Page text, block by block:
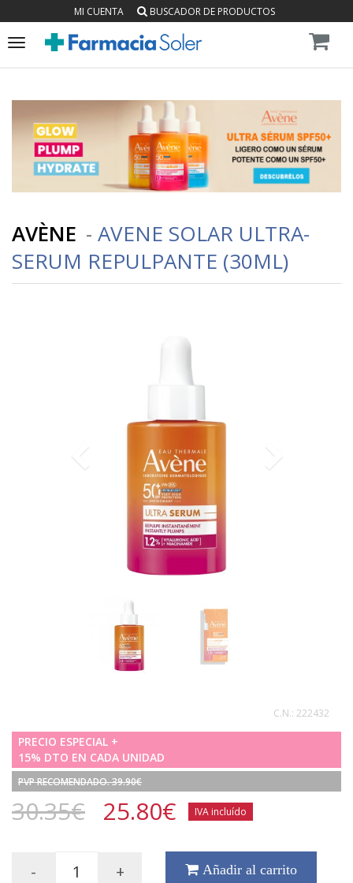
MI CUENTA BUSCADOR DE PRODUCTOS
Toggle
AVÈNE - AVENE SOLAR ULTRA-
SERUM REPULPANTE (30ML)
C.N.: 222432
PRECIO ESPECIAL +
15% DTO EN CADA UNIDAD
PVP RECOMENDADO. 39.90€
30.35€ 25.80€ IVA incluído
- + Añadir al carrito